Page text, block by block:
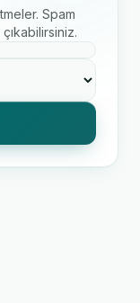
Spam